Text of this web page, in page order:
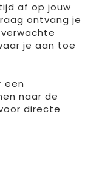
af op jouw
ontvang je
je aan toe
een
naar de
directe